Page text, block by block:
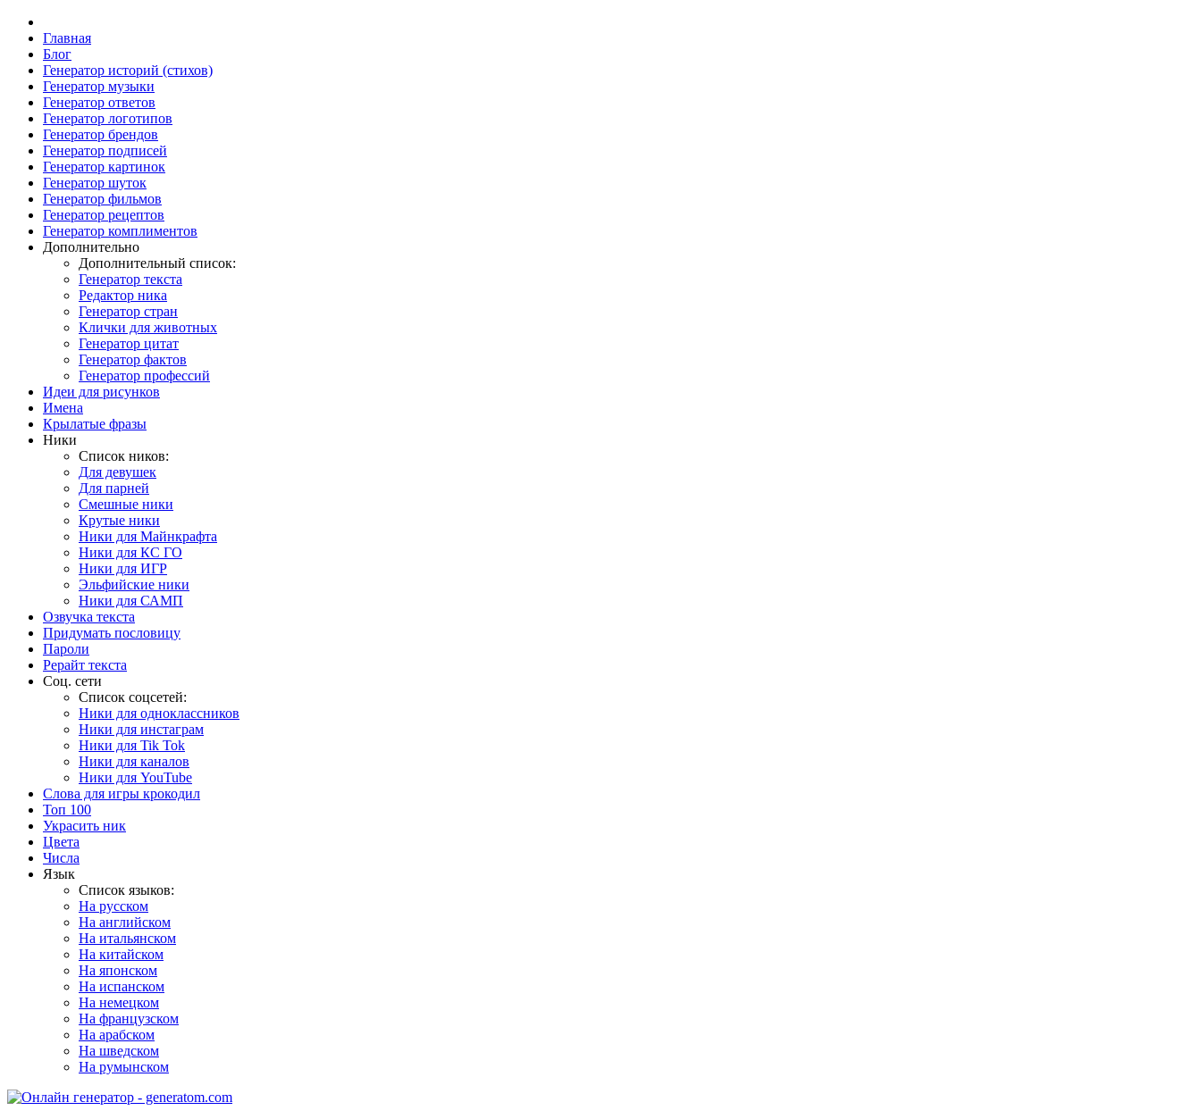
Главная
Блог
Генератор историй (стихов)
Генератор музыки
Генератор ответов
Генератор логотипов
Генератор брендов
Генератор подписей
Генератор картинок
Генератор шуток
Генератор фильмов
Генератор рецептов
Генератор комплиментов
Дополнительно
Дополнительный список:
Генератор текста
Редактор ника
Генератор стран
Клички для животных
Генератор цитат
Генератор фактов
Генератор профессий
Идеи для рисунков
Имена
Крылатые фразы
Ники
Список ников:
Для девушек
Для парней
Смешные ники
Крутые ники
Ники для Майнкрафта
Ники для КС ГО
Ники для ИГР
Эльфийские ники
Ники для САМП
Озвучка текста
Придумать пословицу
Пароли
Рерайт текста
Соц. сети
Список соцсетей:
Ники для одноклассников
Ники для инстаграм
Ники для Tik Tok
Ники для каналов
Ники для YouTube
Слова для игры крокодил
Топ 100
Украсить ник
Цвета
Числа
Язык
Список языков:
На русском
На английском
На итальянском
На китайском
На японском
На испанском
На немецком
На французском
На арабском
На шведском
На румынском